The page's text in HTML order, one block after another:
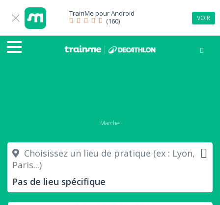
TrainMe pourAndroid
(160)
VOIR
Marche
Choisissez un lieu de pratique (ex : Lyon,
Paris...)